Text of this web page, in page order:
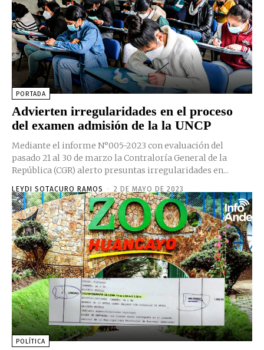
PORTADA
Advierten irregularidades en el proceso
del examen admisión de la la UNCP
Mediante el informe N°005-2023 con evaluación del
pasado 21 al 30 de marzo la Contraloría General de la
República (CGR) alerto presuntas irregularidades en...
LEYDI SOTACURO RAMOS - 2 DE MAYO DE 2023
POLÍTICA